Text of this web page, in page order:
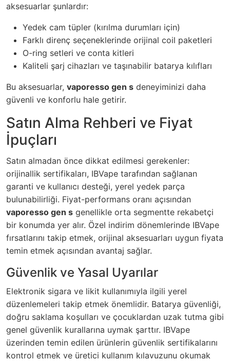
aksesuarlar şunlardır:
Yedek cam tüpler (kırılma durumları için)
Farklı direnç seçeneklerinde orijinal coil paketleri
O-ring setleri ve conta kitleri
Kaliteli şarj cihazları ve taşınabilir batarya kılıfları
Bu aksesuarlar, vaporesso gen s deneyiminizi daha
güvenli ve konforlu hale getirir.
Satın Alma Rehberi ve Fiyat
İpuçları
Satın almadan önce dikkat edilmesi gerekenler:
orijinallik sertifikaları, IBVape tarafından sağlanan
garanti ve kullanıcı desteği, yerel yedek parça
bulunabilirliği. Fiyat-performans oranı açısından
vaporesso gen s genellikle orta segmentte rekabetçi
bir konumda yer alır. Özel indirim dönemlerinde IBVape
fırsatlarını takip etmek, orijinal aksesuarları uygun fiyata
temin etmek açısından avantaj sağlar.
Güvenlik ve Yasal Uyarılar
Elektronik sigara ve likit kullanımıyla ilgili yerel
düzenlemeleri takip etmek önemlidir. Batarya güvenliği,
doğru saklama koşulları ve çocuklardan uzak tutma gibi
genel güvenlik kurallarına uymak şarttır. IBVape
üzerinden temin edilen ürünlerin güvenlik sertifikalarını
kontrol etmek ve üretici kullanım kılavuzunu okumak